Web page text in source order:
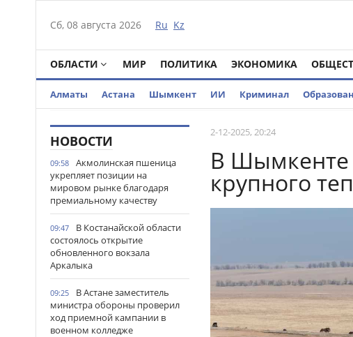
Сб, 08 августа 2026 Ru Kz
ОБЛАСТИ МИР ПОЛИТИКА ЭКОНОМИКА
Алматы Астана Шымкент ИИ Криминал
НОВОСТИ
09:58
Акмолинская пшеница
укрепляет позиции на
мировом рынке благодаря
премиальному качеству
09:47
В Костанайской области
состоялось открытие
обновленного вокзала
Аркалыка
09:25
В Астане заместитель
министра обороны проверил
ход приемной кампании в
военном колледже
2-12-2025, 20:24
В Шымкенте
крупного